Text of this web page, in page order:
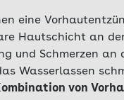
eine
Hautschicht an
und Schmerzen an
Wasserlassen
von